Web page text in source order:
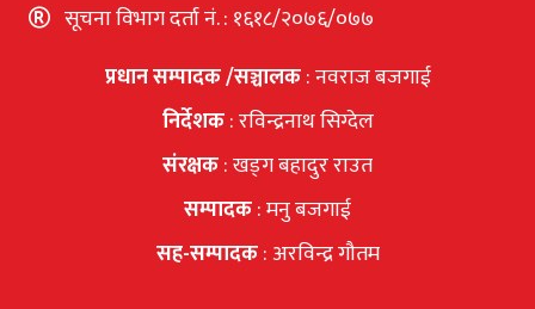
सूचना विभाग दर्ता नं. : १६१८/२०७६/०७७
प्रधान सम्पादक /सञ्चालक: नवराज बजगाई
निर्देशक: रविन्द्रनाथ सिग्देल
संरक्षक: खड्ग बहादुर राउत
सम्पादक: मनु बजगाई
सह-सम्पादक: अरविन्द्र गौतम